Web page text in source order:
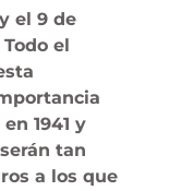
el 9 de
el
1941 y
tan
a los que